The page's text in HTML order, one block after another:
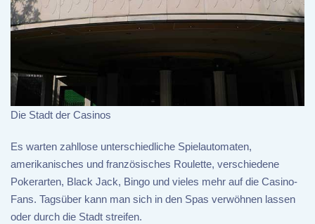
Die Stadt der Casinos
Es warten zahllose unterschiedliche Spielautomaten,
amerikanisches und französisches Roulette, verschiedene
Pokerarten, Black Jack, Bingo und vieles mehr auf die Casino-
Fans. Tagsüber kann man sich in den Spas verwöhnen lassen
oder durch die Stadt streifen.